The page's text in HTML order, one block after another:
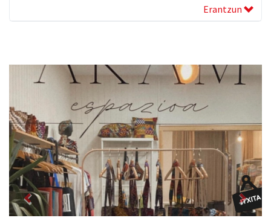
Erantzun
Previous Next